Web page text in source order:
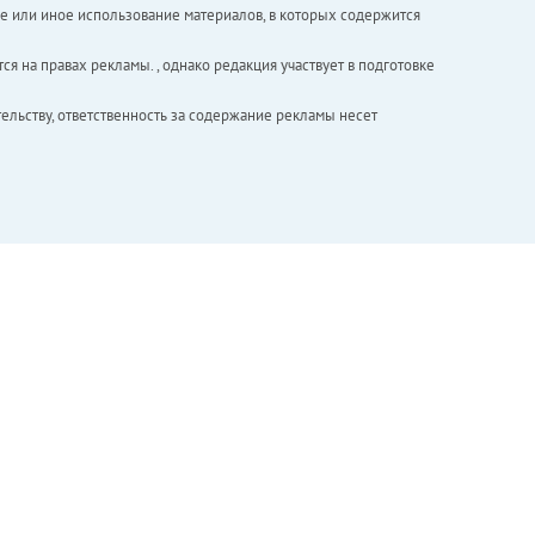
иное использование материалов, в которых содержится
правах рекламы. , однако редакция участвует в подготовке
ответственность за содержание рекламы несет